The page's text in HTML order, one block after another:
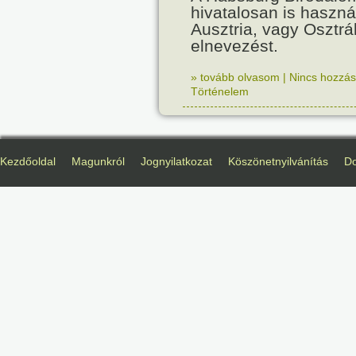
hivatalosan is
Ausztria, vagy
elnevezést.
» tovább olvasom | Nincs
Történelem
Kezdőoldal Magunkról Jognyilatkozat Köszönetnyilvánítás